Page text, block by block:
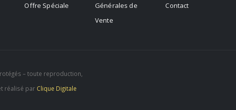
Offre Spéciale
Générales de
Vente
Contact
– toute reproduction,
réalisé par Clique Digitale